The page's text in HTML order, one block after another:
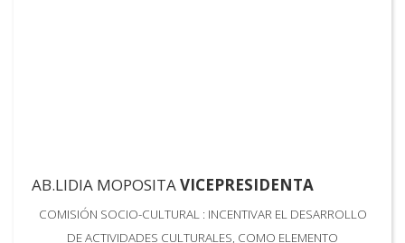
AB.LIDIA MOPOSITAVICEPRESIDENTA
COMISIÓN SOCIO-CULTURAL : INCENTIVAR EL DESARROLLO
DE ACTIVIDADES CULTURALES, COMO ELEMENTO